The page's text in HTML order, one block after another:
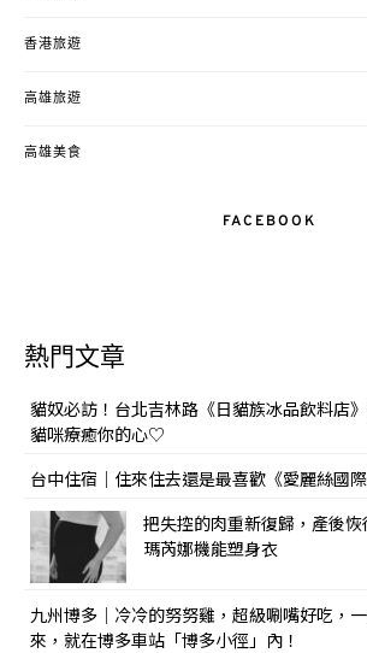
香港旅遊
高雄旅遊
高雄美食
FACEBOOK
熱門文章
貓奴必訪！台北吉林路《日貓族冰品飲料店
貓咪療癒你的心♡
台中住宿｜住來住去還是最喜歡《愛麗絲國際
把失控的肉重新復歸，產後
瑪芮娜機能塑身衣
九州博多｜冷冷的努努雞，超級唰嘴好吃，
來，就在博多車站「博多小徑」內！